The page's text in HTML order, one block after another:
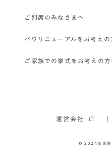
ご列席のみなさまへ
バウリニューアルをお考えの
ご家族での挙式をお考えの方
運営会社
© 2024名古